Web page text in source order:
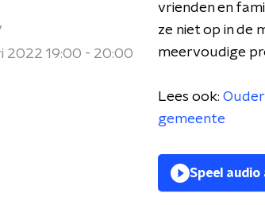
2022 19:00 - 20:00
vrienden en
ze niet op in de
meervoudige
Lees ook:
gemeente
Speel audio